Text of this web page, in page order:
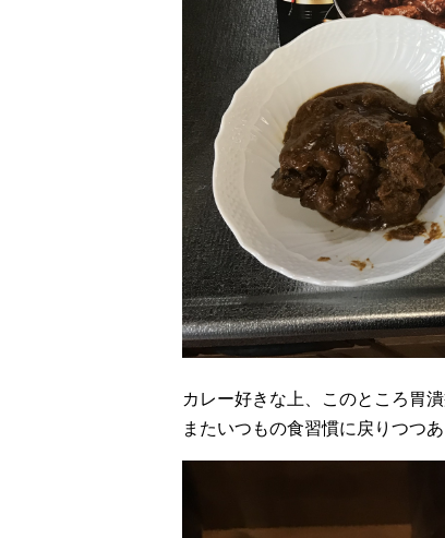
カレー好きな上、このところ胃
またいつもの食習慣に戻りつつあ